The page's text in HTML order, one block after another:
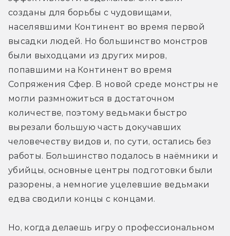
созданы для борьбы с чудовищами,
населявшими Континент во время первой
высадки людей. Но большинство монстров
были выходцами из других миров,
попавшими на Континент во время
Сопряжения Сфер. В новой среде монстры не
могли размножиться в достаточном
количестве, поэтому ведьмаки быстро
вырезали большую часть докучавших
человечеству видов и, по сути, остались без
работы. Большинство подалось в наёмники и
убийцы, основные центры подготовки были
разорены, а немногие уцелевшие ведьмаки
едва сводили концы с концами.
Но, когда делаешь игру о профессиональном